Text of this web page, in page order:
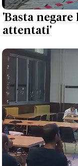
'Basta
attentati'